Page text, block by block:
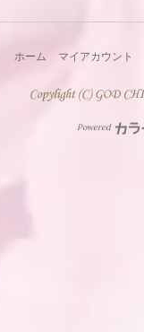
ホーム マイアカウント
Powered